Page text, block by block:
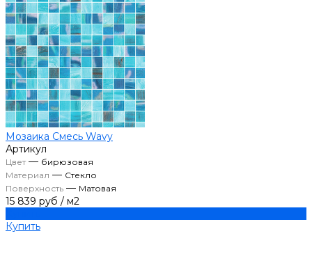
Мозаика Смесь Wavy
Артикул
Цвет— бирюзовая
Материал — Стекло
Поверхность — Матовая
15 839 руб / м2
Купить